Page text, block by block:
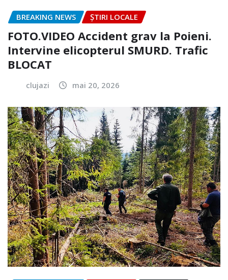
BREAKING NEWS ȘTIRI LOCALE
FOTO.VIDEO Accident grav la Poieni.
Intervine elicopterul SMURD. Trafic
BLOCAT
clujazi mai 20, 2026